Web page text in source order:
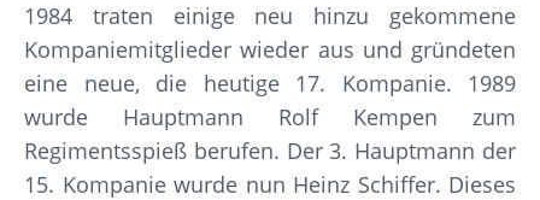
1984 traten einige neu hinzu gekommene
Kompaniemitglieder wieder aus und gründeten
eine neue, die heutige 17. Kompanie. 1989
wurde Hauptmann Rolf Kempen zum
Regimentsspieß berufen. Der 3. Hauptmann der
15. Kompanie wurde nun Heinz Schiffer. Dieses